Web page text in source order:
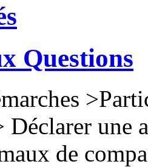
Questions
>
Déclarer une
de